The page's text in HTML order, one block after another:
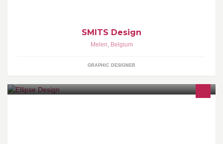
SMITS Design
Melen, Belgium
GRAPHIC DESIGNER